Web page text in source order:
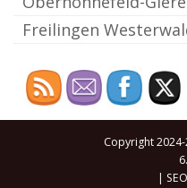
Freilingen
Copyright
|